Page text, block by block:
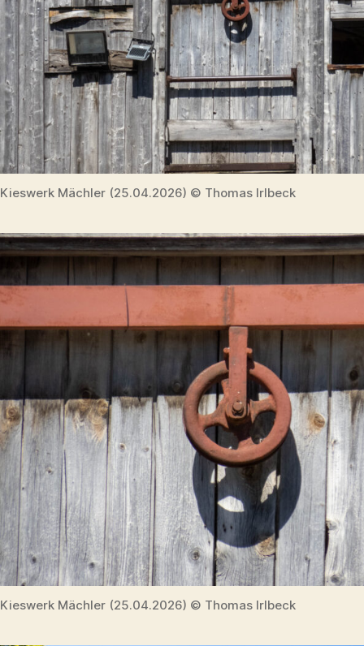
Kieswerk Mächler (25.04.2026) © Thomas Irlbeck
Kieswerk Mächler (25.04.2026) © Thomas Irlbeck